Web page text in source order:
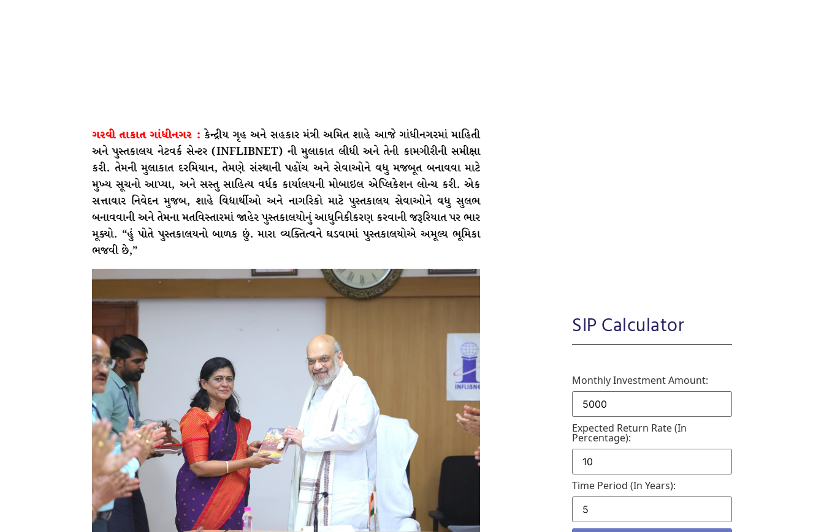
ગરવી તાકાત ગાંધીનગર : કેન્દ્રીય ગૃહ અને સહકાર મંત્રી અમિત શાહે આજે ગાંધીનગરમાં માહિતી
અને પુસ્તકાલય નેટવર્ક સેન્ટર (INFLIBNET) ની મુલાકાત લીધી અને તેની કામગીરીની સમીક્ષા
કરી. તેમની મુલાકાત દરમિયાન, તેમણે સંસ્થાની પહોંચ અને સેવાઓને વધુ મજબૂત બનાવવા માટે
મુખ્ય સૂચનો આપ્યા, અને સસ્તુ સાહિત્ય વર્ધક કાર્યાલયની મોબાઇલ એપ્લિકેશન લોન્ચ કરી. એક
સત્તાવાર નિવેદન મુજબ, શાહે વિદ્યાર્થીઓ અને નાગરિકો માટે પુસ્તકાલય સેવાઓને વધુ સુલભ
બનાવવાની અને તેમના મતવિસ્તારમાં જાહેર પુસ્તકાલયોનું આધુનિકીકરણ કરવાની જરૂરિયાત પર ભાર
મૂક્યો. “હું પોતે પુસ્તકાલયનો બાળક છું. મારા વ્યક્તિત્વને ઘડવામાં પુસ્તકાલયોએ અમૂલ્ય ભૂમિકા
ભજવી છે,”
SIP Calculator
Monthly Investment Amount:
Expected Return Rate (in
Percentage):
Time Period (in Years):